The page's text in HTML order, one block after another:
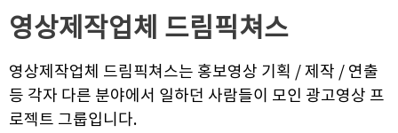
영상제작업체 드림픽쳐스
영상제작업체 드림픽쳐스는 홍보영상 기획 / 제작 / 연출
등 각자 다른 분야에서 일하던 사람들이 모인 광고영상 프
로젝트 그룹입니다.